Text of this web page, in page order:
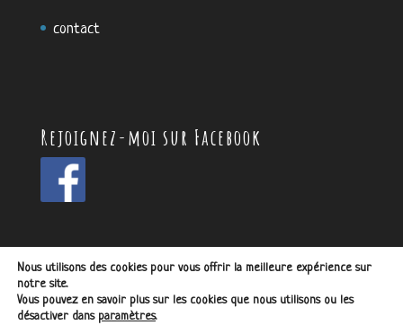
contact
Rejoignez-moi sur Facebook
L'ensemble du site et son contenu ont été créés par Anne
Nous utilisons des cookies pour vous offrir la meilleure expérience sur
notre site.
Vous pouvez en savoir plus sur les cookies que nous utilisons ou les
désactiver dans paramètres.